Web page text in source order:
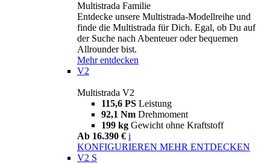
Multistrada Familie
Entdecke unsere Multistrada-Modellreihe und
finde die Multistrada für Dich. Egal, ob Du auf
der Suche nach Abenteuer oder bequemen
Allrounder bist.
Mehr entdecken
V2
Multistrada V2
115,6 PS Leistung
92,1 Nm Drehmoment
199 kg Gewicht ohne Kraftstoff
Ab 16.390 € i
KONFIGURIEREN MEHR ENTDECKEN
V2 S